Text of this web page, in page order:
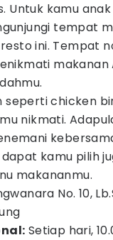
Untuk kamu
tempat
ini. Tempat
makanan
seperti chicken
nikmati.
kamu pilih
makananmu.
No. 10,
Setiap hari,